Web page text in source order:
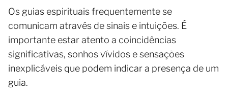
Os guias espirituais frequentemente se
comunicam através de sinais e intuições. É
importante estar atento a coincidências
significativas, sonhos vívidos e sensações
inexplicáveis que podem indicar a presença de um
guia.